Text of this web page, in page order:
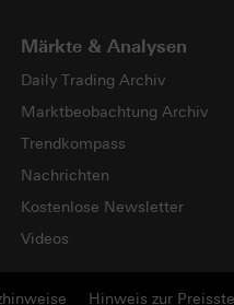
Märkte & Analysen
Daily Trading Archiv
Marktbeobachtung Archiv
Trendkompass
Nachrichten
Kostenlose Newsletter
Videos
Hinweis zur